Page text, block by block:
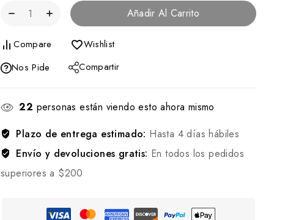
Añadir Al Carrito
Compare
Wishlist
Nos Pide
Compartir
22 personas están viendo esto ahora mismo
Plazo de entrega estimado: Hasta 4 días hábiles
Envío y devoluciones gratis: En todos los pedidos
superiores a $200